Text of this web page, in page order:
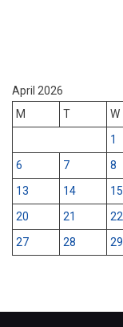
April 2026
M
T W
1
6
7 8
13
14 15
20
21 22
27
28 29